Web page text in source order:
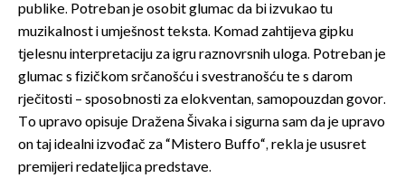
publike. Potreban je osobit glumac da bi izvukao tu
muzikalnost i umješnost teksta. Komad zahtijeva gipku
tjelesnu interpretaciju za igru raznovrsnih uloga. Potreban je
glumac s fizičkom srčanošću i svestranošću te s darom
rječitosti – sposobnosti za elokventan, samopouzdan govor.
To upravo opisuje Dražena Šivaka i sigurna sam da je upravo
on taj idealni izvođač za “Mistero Buffo“, rekla je ususret
premijeri redateljica predstave.